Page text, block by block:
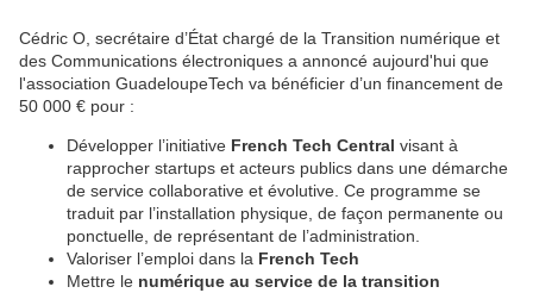
Cédric O, secrétaire d’État chargé de la Transition numérique et
des Communications électroniques a annoncé aujourd'hui que
l'association GuadeloupeTech va bénéficier d’un financement de
50 000 € pour :
Développer l’initiative French Tech Central visant à
rapprocher startups et acteurs publics dans une démarche
de service collaborative et évolutive. Ce programme se
traduit par l’installation physique, de façon permanente ou
ponctuelle, de représentant de l’administration.
Valoriser l’emploi dans la French Tech
Mettre le numérique au service de la transition